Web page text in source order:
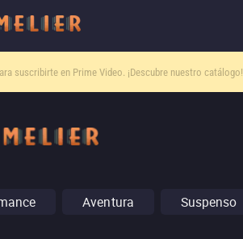
suscribirte en Prime Video. ¡Descubre nuestro catálogo!
Aventura Suspenso